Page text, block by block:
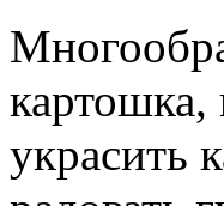
картошка,
украсить